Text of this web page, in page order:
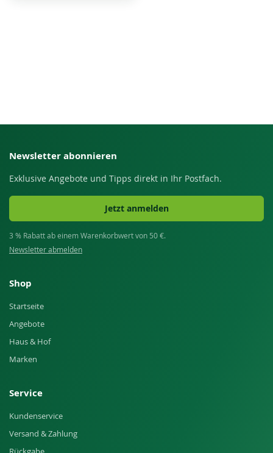
Newsletter abonnieren
Exklusive Angebote und Tipps direkt in Ihr Postfach.
Jetzt anmelden
3 % Rabatt ab einem Warenkorbwert von 50 €.
Newsletter abmelden
Shop
Startseite
Angebote
Haus & Hof
Marken
Service
Kundenservice
Versand & Zahlung